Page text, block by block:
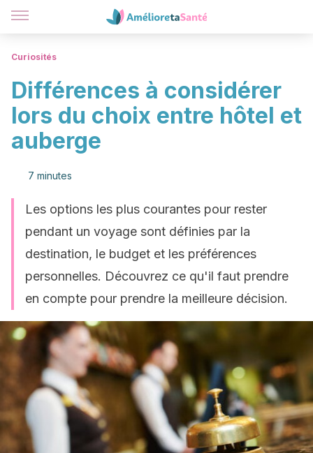
Curiosités
Différences à considérer
lors du choix entre hôtel et
auberge
7 minutes
Les options les plus courantes pour rester
pendant un voyage sont définies par la
destination, le budget et les préférences
personnelles. Découvrez ce qu'il faut prendre
en compte pour prendre la meilleure décision.